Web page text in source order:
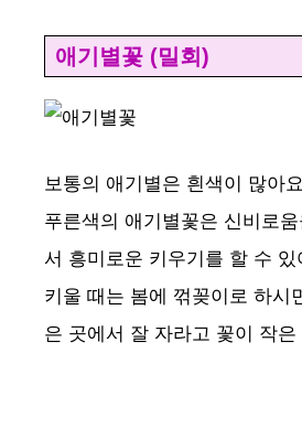
애기별꽃 (밀회)
보통의 애기별은 흰색이 많아
푸른색의 애기별꽃은 신비로
서 흥미로운 키우기를 할 수 있
키울 때는 봄에 꺾꽂이로 하시
은 곳에서 잘 자라고 꽃이 작은